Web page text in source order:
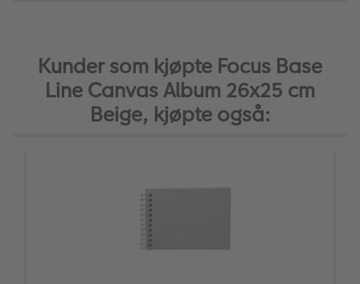
Kunder som kjøpte Focus Base
Line Canvas Album 26x25 cm
Beige, kjøpte også: